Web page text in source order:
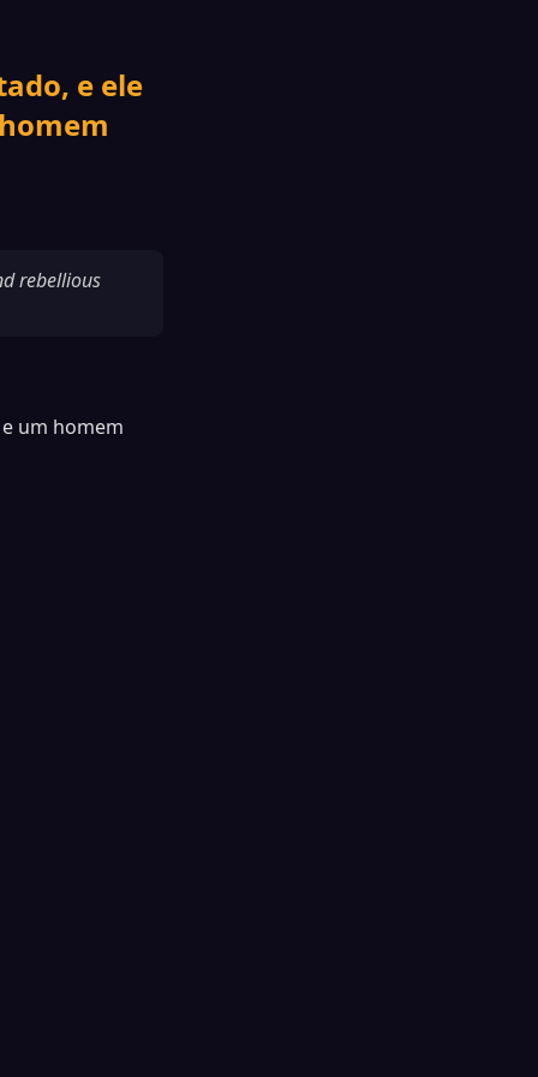
e ele
rebellious
um homem